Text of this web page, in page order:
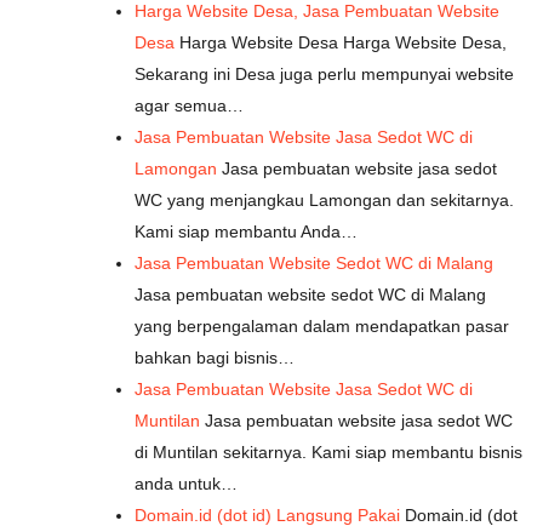
Harga Website Desa, Jasa Pembuatan Website
Desa Harga Website Desa Harga Website Desa,
Sekarang ini Desa juga perlu mempunyai website
agar semua…
Jasa Pembuatan Website Jasa Sedot WC di
Lamongan Jasa pembuatan website jasa sedot
WC yang menjangkau Lamongan dan sekitarnya.
Kami siap membantu Anda…
Jasa Pembuatan Website Sedot WC di Malang
Jasa pembuatan website sedot WC di Malang
yang berpengalaman dalam mendapatkan pasar
bahkan bagi bisnis…
Jasa Pembuatan Website Jasa Sedot WC di
Muntilan Jasa pembuatan website jasa sedot WC
di Muntilan sekitarnya. Kami siap membantu bisnis
anda untuk…
Domain.id (dot id) Langsung Pakai Domain.id (dot